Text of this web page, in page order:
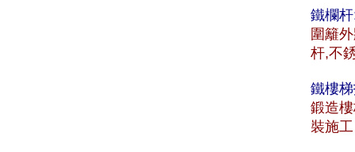
鐵欄
圍籬
杆,不
鐵樓
鍛造
裝施工